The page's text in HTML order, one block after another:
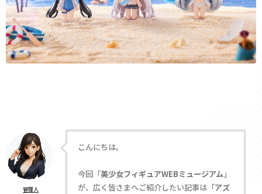
管理人
こんにちは。
今回「美少女フィギュアWEBミュージアム」
が、広く皆さまへご紹介したい記事は「アズ